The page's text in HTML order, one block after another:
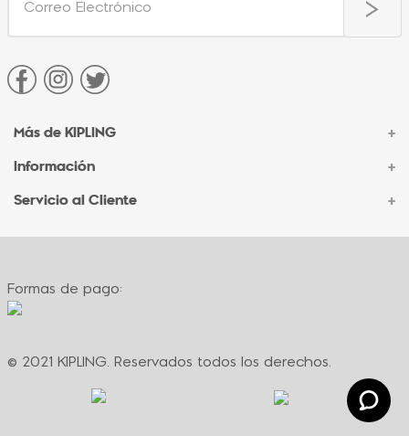
Más de KIPLING +
Acerca de Kipling
Sucursales
Información +
Contacto Corporativo
Formas de pago
Servicio al Cliente +
Contacto
Políticas de cambio
Términos y condiciones de promociones
Política de privacidad
Formas de pago:
© 2021 KIPLING. Reservados todos los derechos.